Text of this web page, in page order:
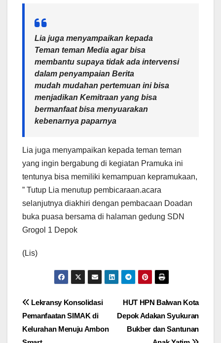
Lia juga menyampaikan kepada
Teman teman Media agar bisa
membantu supaya tidak ada intervensi
dalam penyampaian Berita
mudah mudahan pertemuan ini bisa
menjadikan Kemitraan yang bisa
bermanfaat bisa menyuarakan
kebenarnya paparnya
Lia juga menyampaikan kepada teman teman
yang ingin bergabung di kegiatan Pramuka ini
tentunya bisa memiliki kemampuan kepramukaan,
” Tutup Lia menutup pembicaraan.acara
selanjutnya diakhiri dengan pembacaan Doadan
buka puasa bersama di halaman gedung SDN
Grogol 1 Depok
(Lis)
Navigasi
pos
HUT HPN Balwan Kota
Depok Adakan Syukuran
Bukber dan Santunan
Lekransy Konsolidasi
Pemanfaatan SIMAK di
Kelurahan Menuju Ambon